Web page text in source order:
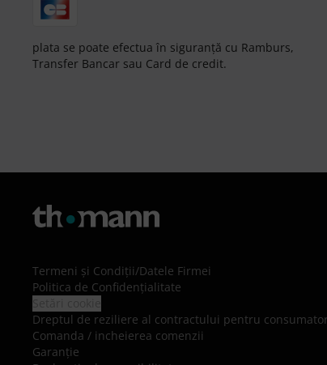
plata se poate efectua în siguranță cu Ramburs,
Transfer Bancar sau Card de credit.
Termeni şi Condiţii/Datele Firmei
Politica de Confidenţialitate
Dreptul de reziliere al contractului pentru consumator
Comanda / incheierea comenzii
Garanție